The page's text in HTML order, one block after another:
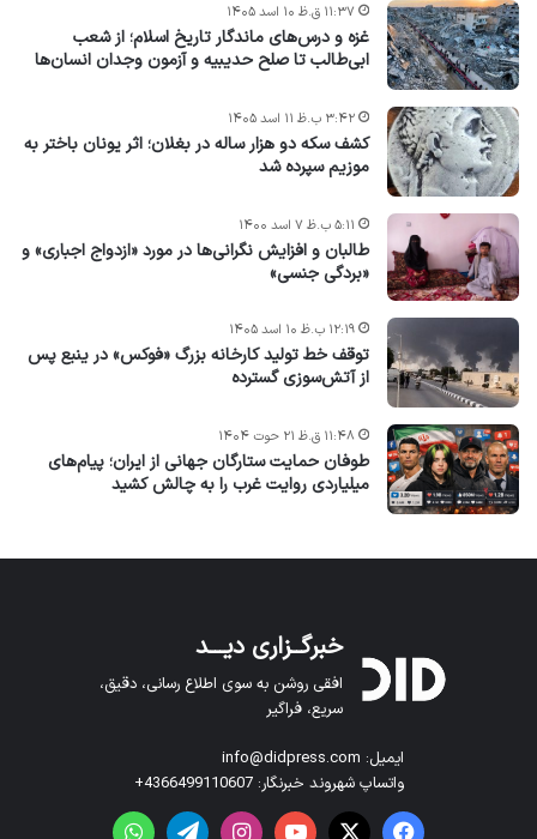
غزه و درس‌های ماندگار تاریخ اسلام؛ از شعب
ابی‌طالب تا صلح حدیبیه و آزمون وجدان انسان‌ها
۱۱:۳۷ ق.ظ ۱۰ اسد ۱۴۰۵
کشف سکه دو هزار ساله در بغلان؛ اثر یونان باختر به
موزیم سپرده شد
۳:۴۲ ب.ظ ۱۱ اسد ۱۴۰۵
طالبان و افزایش نگرانی‌ها در مورد «ازدواج اجباری» و
«بردگی جنسی»
۵:۱۱ ب.ظ ۷ اسد ۱۴۰۰
توقف خط تولید کارخانه بزرگ «فوکس» در ینبع پس
از آتش‌سوزی گسترده
۱۲:۱۹ ب.ظ ۱۰ اسد ۱۴۰۵
طوفان حمایت ستارگان جهانی از ایران؛ پیام‌های
میلیاردی روایت غرب را به چالش کشید
۱۱:۴۸ ق.ظ ۲۱ حوت ۱۴۰۴
خبرگــزاری دیـــد
افقی روشن به سوی اطلاع رسانی، دقیق،
سریع، فراگیر
ایمیل: info@didpress.com
واتساپ شهروند خبرنگار: 4366499110607+
فیس بوک X یوتیوباینستاگرامتلگرامواتس آپ